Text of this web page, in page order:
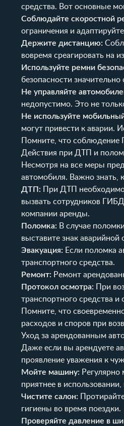
средства. Вот основные
Соблюдайте скоростной
ограничения и
Держите дистанцию:
вовремя среагировать на
Используйте ремни
безопасности
Не управляйте
недопустимо. Это не
Не используйте
могут привести к аварии.
Помните, что
Действия при ДТП и
Несмотря на все меры
автомобиля. Важно знать,
ДТП: При ДТП необходимо
вызвать сотрудников
компании аренды.
Поломка: В случае
выставите знак
Эвакуация: Если поломка
транспортного средства.
Ремонт: Ремонт
Протокол осмотра: При
транспортного средства и
Помните, что
расходов и споров при
Уход за арендованным
Даже если вы арендуете
проявление уважения к
Мойте машину:
приятнее в
Чистите салон:
гигиены во время поездки.
Проверяйте давление в